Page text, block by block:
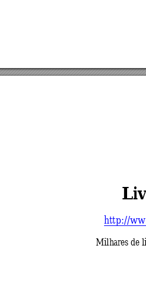
http://
Milhares de